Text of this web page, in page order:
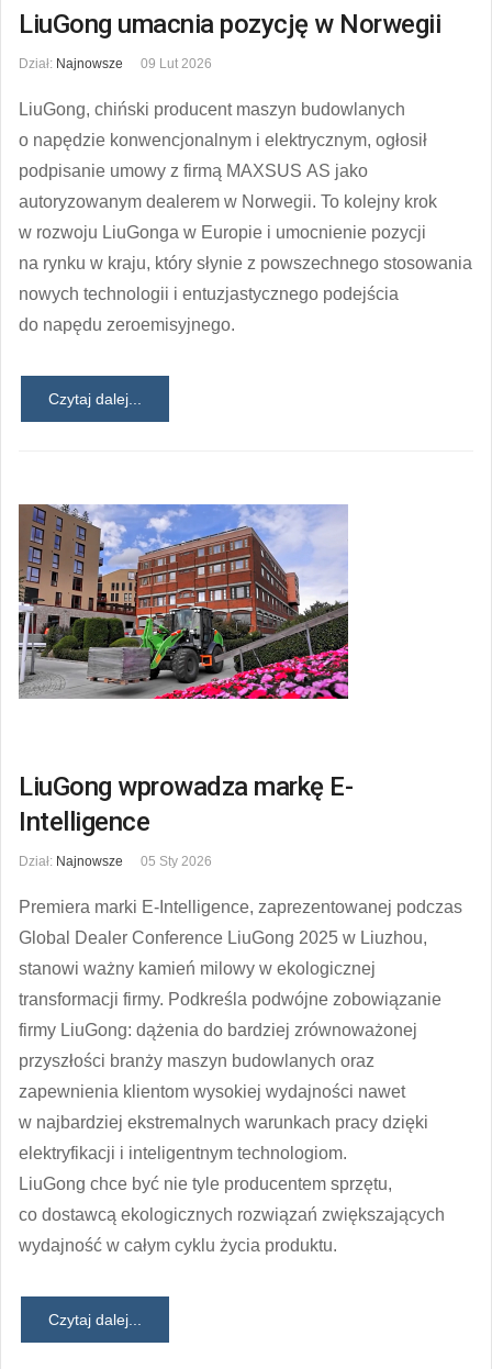
LiuGong umacnia pozycję w Norwegii
Dział: Najnowsze 09 Lut 2026
LiuGong, chiński producent maszyn budowlanych
o napędzie konwencjonalnym i elektrycznym, ogłosił
podpisanie umowy z firmą MAXSUS AS jako
autoryzowanym dealerem w Norwegii. To kolejny krok
w rozwoju LiuGonga w Europie i umocnienie pozycji
na rynku w kraju, który słynie z powszechnego stosowania
nowych technologii i entuzjastycznego podejścia
do napędu zeroemisyjnego.
Czytaj dalej...
LiuGong wprowadza markę E-
Intelligence
Dział: Najnowsze 05 Sty 2026
Premiera marki E-Intelligence, zaprezentowanej podczas
Global Dealer Conference LiuGong 2025 w Liuzhou,
stanowi ważny kamień milowy w ekologicznej
transformacji firmy. Podkreśla podwójne zobowiązanie
firmy LiuGong: dążenia do bardziej zrównoważonej
przyszłości branży maszyn budowlanych oraz
zapewnienia klientom wysokiej wydajności nawet
w najbardziej ekstremalnych warunkach pracy dzięki
elektryfikacji i inteligentnym technologiom.
LiuGong chce być nie tyle producentem sprzętu,
co dostawcą ekologicznych rozwiązań zwiększających
wydajność w całym cyklu życia produktu.
Czytaj dalej...